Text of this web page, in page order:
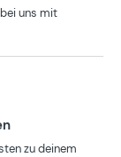
uns mit
zu deinem